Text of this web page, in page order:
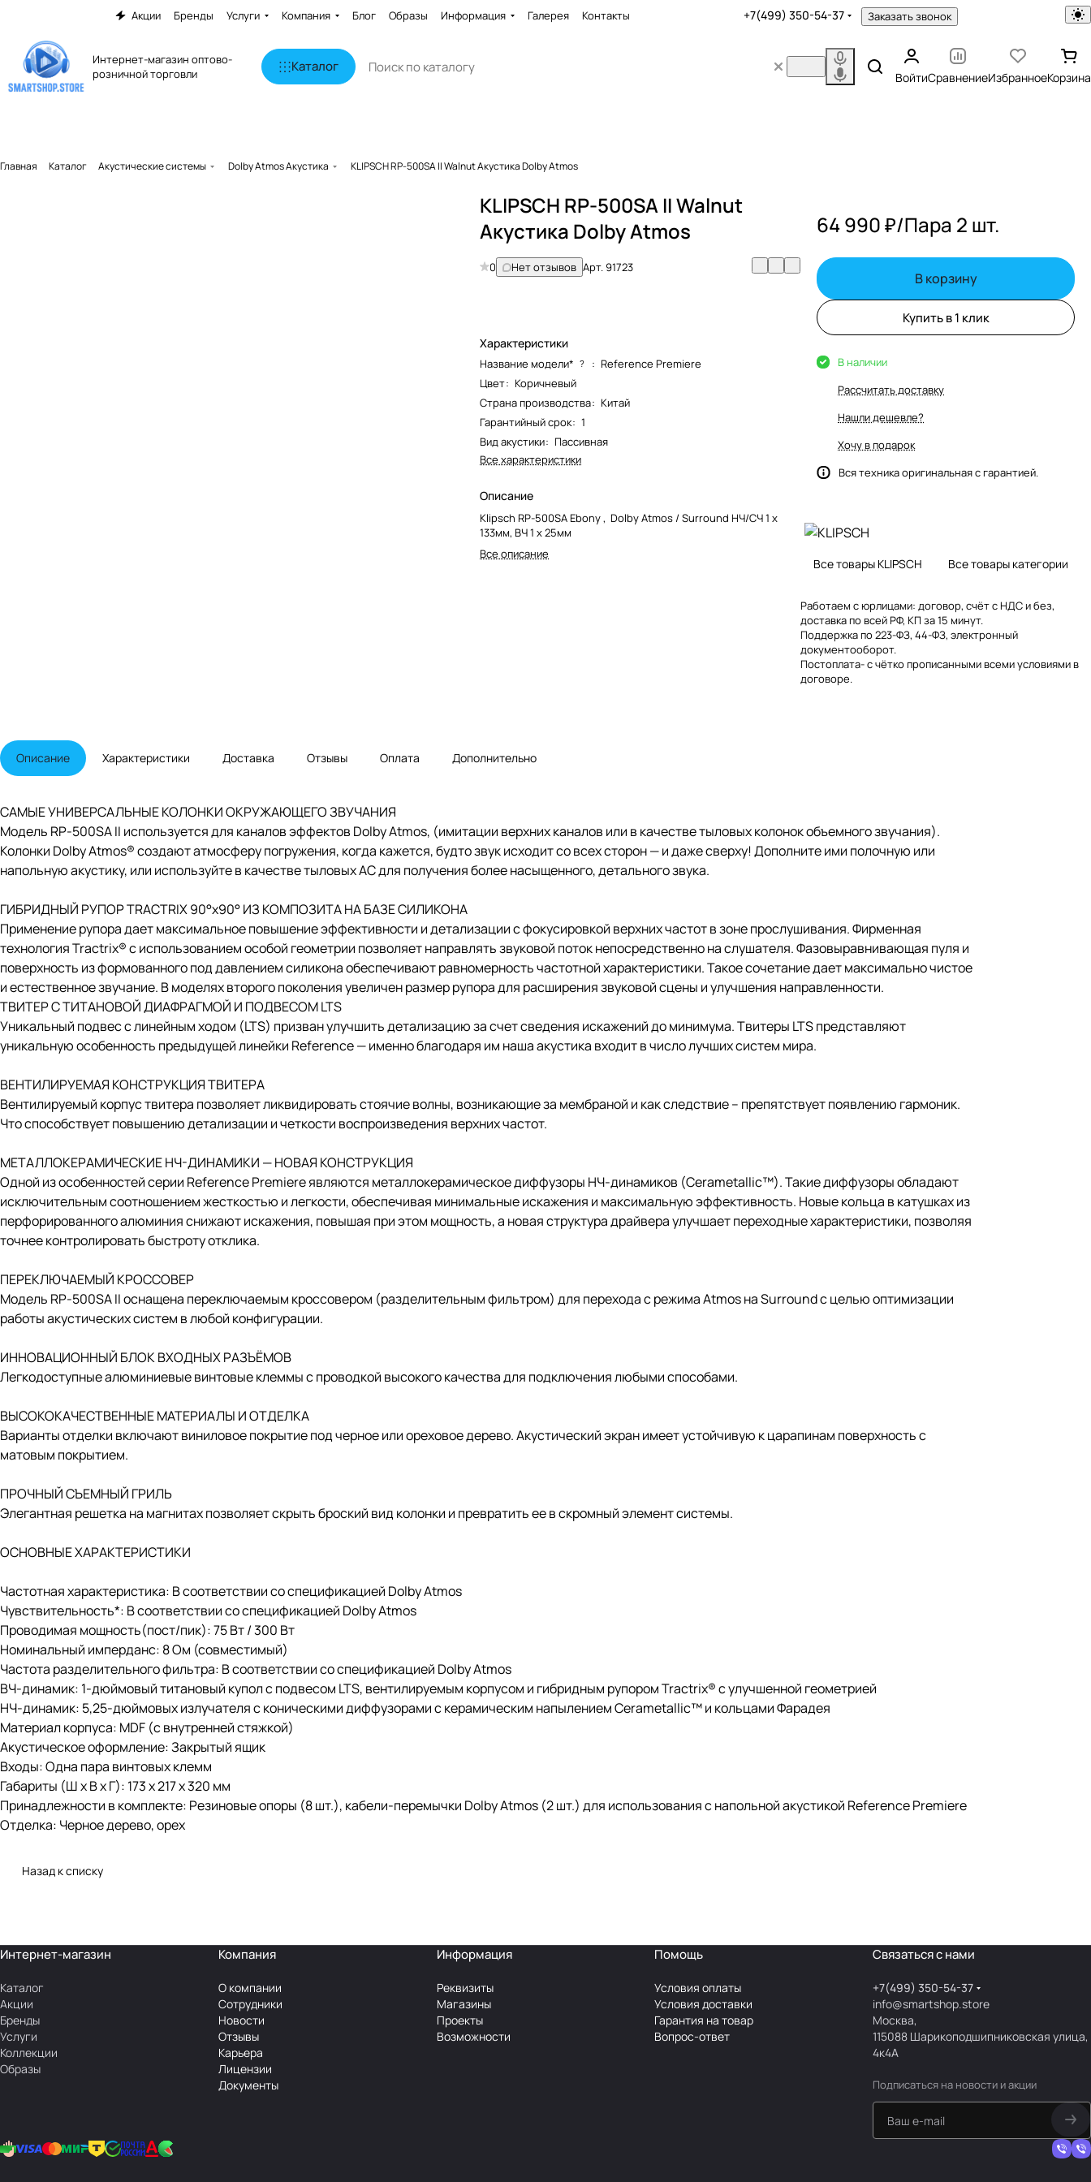
Акции Бренды Услуги Компания Блог Образы Информация Галерея Контакты +7(499) 350-54-37 Заказать звонок
Интернет-магазин оптово-
розничной торговли
Каталог
ВойтиСравнениеИзбранноеКорзина
Главная Каталог Акустические системы Dolby Atmos Акустика KLIPSCH RP-500SA II Walnut Акустика Dolby Atmos
KLIPSCH RP-500SA II Walnut
Акустика Dolby Atmos
0 Нет отзывов Арт.91723
Характеристики
Название модели* ? : Reference Premiere
Цвет: Коричневый
Страна производства: Китай
Гарантийный срок: 1
Вид акустики: Пассивная
Все характеристики
Описание
Klipsch RP-500SA Ebony , Dolby Atmos / Surround НЧ/СЧ 1 х
133мм, ВЧ 1 x 25мм
Все описание
64 990 ₽/Пара 2 шт.
В корзину
Купить в 1 клик
В наличии
Рассчитать доставку
Нашли дешевле?
Хочу в подарок
Вся техника оригинальная с гарантией.
Все товары KLIPSCH Все товары категории
Работаем с юрлицами: договор, счёт с НДС и без,
доставка по всей РФ, КП за 15 минут.
Поддержка по 223-ФЗ, 44-ФЗ, электронный
документооборот.
Постоплата- с чётко прописанными всеми условиями в
договоре.
Описание Характеристики Доставка Отзывы Оплата Дополнительно
САМЫЕ УНИВЕРСАЛЬНЫЕ КОЛОНКИ ОКРУЖАЮЩЕГО ЗВУЧАНИЯ
Модель RP-500SA II используется для каналов эффектов Dolby Atmos, (имитации верхних каналов или в качестве тыловых колонок объемного звучания).
Колонки Dolby Atmos® создают атмосферу погружения, когда кажется, будто звук исходит со всех сторон — и даже сверху! Дополните ими полочную или
напольную акустику, или используйте в качестве тыловых АС для получения более насыщенного, детального звука.
ГИБРИДНЫЙ РУПОР TRACTRIX 90°х90° ИЗ КОМПОЗИТА НА БАЗЕ СИЛИКОНА
Применение рупора дает максимальное повышение эффективности и детализации с фокусировкой верхних частот в зоне прослушивания. Фирменная
технология Tractrix® с использованием особой геометрии позволяет направлять звуковой поток непосредственно на слушателя. Фазовыравнивающая пуля и
поверхность из формованного под давлением силикона обеспечивают равномерность частотной характеристики. Такое сочетание дает максимально чистое
и естественное звучание. В моделях второго поколения увеличен размер рупора для расширения звуковой сцены и улучшения направленности.
ТВИТЕР С ТИТАНОВОЙ ДИАФРАГМОЙ И ПОДВЕСОМ LTS
Уникальный подвес с линейным ходом (LTS) призван улучшить детализацию за счет сведения искажений до минимума. Твитеры LTS представляют
уникальную особенность предыдущей линейки Reference — именно благодаря им наша акустика входит в число лучших систем мира.
ВЕНТИЛИРУЕМАЯ КОНСТРУКЦИЯ ТВИТЕРА
Вентилируемый корпус твитера позволяет ликвидировать стоячие волны, возникающие за мембраной и как следствие – препятствует появлению гармоник.
Что способствует повышению детализации и четкости воспроизведения верхних частот.
МЕТАЛЛОКЕРАМИЧЕСКИЕ НЧ-ДИНАМИКИ — НОВАЯ КОНСТРУКЦИЯ
Одной из особенностей серии Reference Premiere являются металлокерамическое диффузоры НЧ-динамиков (Cerametallic™). Такие диффузоры обладают
исключительным соотношением жесткостью и легкости, обеспечивая минимальные искажения и максимальную эффективность. Новые кольца в катушках из
перфорированного алюминия снижают искажения, повышая при этом мощность, а новая структура драйвера улучшает переходные характеристики, позволяя
точнее контролировать быстроту отклика.
ПЕРЕКЛЮЧАЕМЫЙ КРОССОВЕР
Модель RP-500SA II оснащена переключаемым кроссовером (разделительным фильтром) для перехода с режима Atmos на Surround с целью оптимизации
работы акустических систем в любой конфигурации.
ИННОВАЦИОННЫЙ БЛОК ВХОДНЫХ РАЗЪЁМОВ
Легкодоступные алюминиевые винтовые клеммы с проводкой высокого качества для подключения любыми способами.
ВЫСОКОКАЧЕСТВЕННЫЕ МАТЕРИАЛЫ И ОТДЕЛКА
Варианты отделки включают виниловое покрытие под черное или ореховое дерево. Акустический экран имеет устойчивую к царапинам поверхность с
матовым покрытием.
ПРОЧНЫЙ СЪЕМНЫЙ ГРИЛЬ
Элегантная решетка на магнитах позволяет скрыть броский вид колонки и превратить ее в скромный элемент системы.
ОСНОВНЫЕ ХАРАКТЕРИСТИКИ
Частотная характеристика: В соответствии со спецификацией Dolby Atmos
Чувствительность*: В соответствии со спецификацией Dolby Atmos
Проводимая мощность(пост/пик): 75 Вт / 300 Вт
Номинальный имперданс: 8 Ом (совместимый)
Частота разделительного фильтра: В соответствии со спецификацией Dolby Atmos
ВЧ-динамик: 1-дюймовый титановый купол с подвесом LTS, вентилируемым корпусом и гибридным рупором Tractrix® с улучшенной геометрией
НЧ-динамик: 5,25-дюймовых излучателя с коническими диффузорами с керамическим напылением Cerametallic™ и кольцами Фарадея
Материал корпуса: MDF (с внутренней стяжкой)
Акустическое оформление: Закрытый ящик
Входы: Одна пара винтовых клемм
Габариты (Ш х В х Г): 173 х 217 х 320 мм
Принадлежности в комплекте: Резиновые опоры (8 шт.), кабели-перемычки Dolby Atmos (2 шт.) для использования с напольной акустикой Reference Premiere
Отделка: Черное дерево, орех
Назад к списку
Интернет-магазин
Каталог
Акции
Бренды
Услуги
Коллекции
Образы
Компания
О компании
Сотрудники
Новости
Отзывы
Карьера
Лицензии
Документы
Информация
Реквизиты
Магазины
Проекты
Возможности
Помощь
Условия оплаты
Условия доставки
Гарантия на товар
Вопрос-ответ
Связаться с нами
+7(499) 350-54-37
info@smartshop.store
Москва,
115088 Шарикоподшипниковская улица,
4к4А
Подписаться на новости и акции